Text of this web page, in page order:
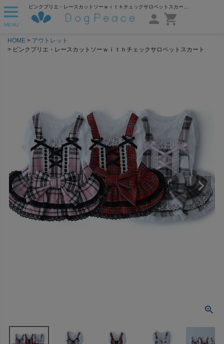
MENU
HOME
アウトレット
ピンクプリエ・レースカットソーｗｉｔｈチェックサロペットスカート